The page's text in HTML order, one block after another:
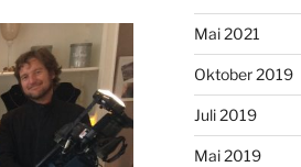
Mai 2021
Oktober 2019
Juli 2019
Mai 2019